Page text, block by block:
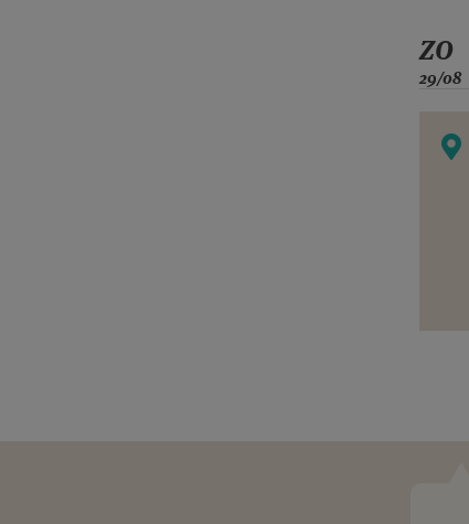
ZO
29/08